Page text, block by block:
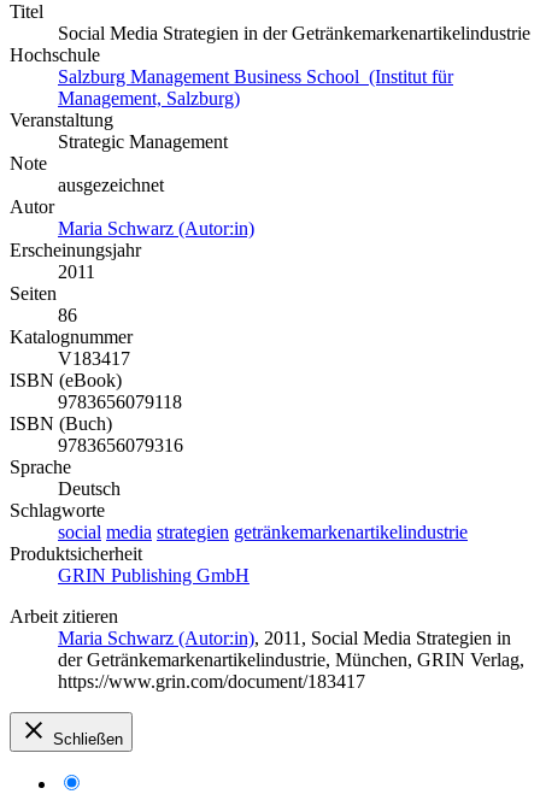
Titel
Social Media Strategien in der Getränkemarkenartikelindustrie
Hochschule
Salzburg Management Business School (Institut für
Management, Salzburg)
Veranstaltung
Strategic Management
Note
ausgezeichnet
Autor
Maria Schwarz (Autor:in)
Erscheinungsjahr
2011
Seiten
86
Katalognummer
V183417
ISBN (eBook)
9783656079118
ISBN (Buch)
9783656079316
Sprache
Deutsch
Schlagworte
social media strategien getränkemarkenartikelindustrie
Produktsicherheit
GRIN Publishing GmbH
Arbeit zitieren
Maria Schwarz (Autor:in), 2011, Social Media Strategien in
der Getränkemarkenartikelindustrie, München, GRIN Verlag,
https://www.grin.com/document/183417
Schließen